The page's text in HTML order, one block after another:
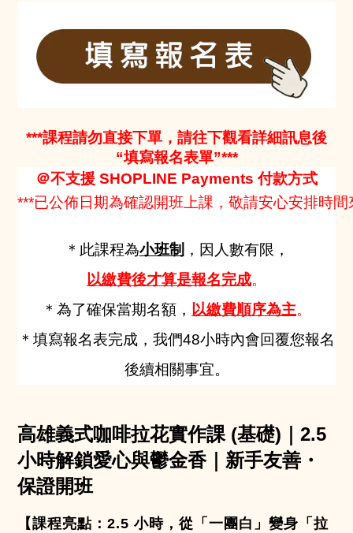
***課程請勿直接下單，請往下觀看詳細訊息後
“填寫報名表單”***
＠不支援 SHOPLINE Payments 付款方式
***已公佈日期為確認開班上課，敬請安心安排時間
＊此課程為小班制 ，因人數有限，
以繳費後才算是報名完成。
＊為了確保當期名額， 以繳費順序為主。
＊填寫報名表完成，我們48小時內會回覆您報名
後續相關事宜。
高雄義式咖啡拉花實作課 (基礎)｜2.5
小時解鎖愛心與鬱金香｜新手友善・
保證開班
【課程亮點：2.5 小時，從「一團白」變身「拉